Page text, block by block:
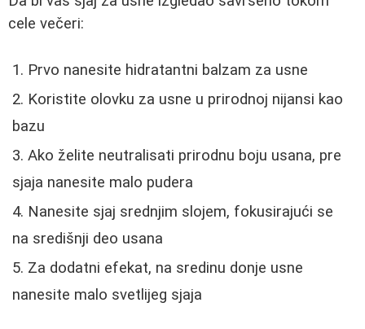
cele večeri:
Prvo nanesite hidratantni balzam za usne
Koristite olovku za usne u prirodnoj nijansi kao
bazu
Ako želite neutralisati prirodnu boju usana, pre
sjaja nanesite malo pudera
Nanesite sjaj srednjim slojem, fokusirajući se
na središnji deo usana
Za dodatni efekat, na sredinu donje usne
nanesite malo svetlijeg sjaja